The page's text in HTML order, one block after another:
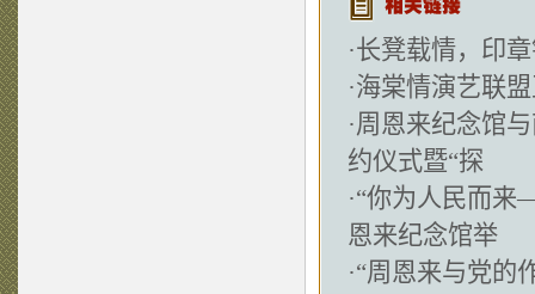
·长凳载情，印
·海棠情演艺联
·周恩来纪念馆
约仪式暨“探
·“你为人民而来
恩来纪念馆举
·“周恩来与党的